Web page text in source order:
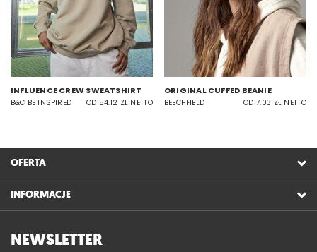
INFLUENCE CREW SWEATSHIRT
B&C BE INSPIRED OD 54.12 ZŁ NETTO
ORIGINAL CUFFED BEANIE
BEECHFIELD OD 7.03 ZŁ NETTO
OFERTA
INFORMACJE
NEWSLETTER